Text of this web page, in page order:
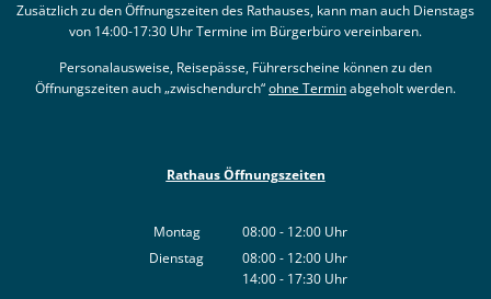
Zusätzlich zu den Öffnungszeiten des Rathauses, kann man auch Dienstags
von 14:00-17:30 Uhr Termine im Bürgerbüro vereinbaren.
Personalausweise, Reisepässe, Führerscheine können zu den
Öffnungszeiten auch „zwischendurch“ohne Terminabgeholt werden.
Rathaus Öffnungszeiten
Montag 08:00- 12:00 Uhr
Von 08:00 bis 12:00 Uhr
Dienstag 08:00- 12:00 Uhr
Von 08:00 bis 12:00 Uhr
14:00- 17:30 Uhr